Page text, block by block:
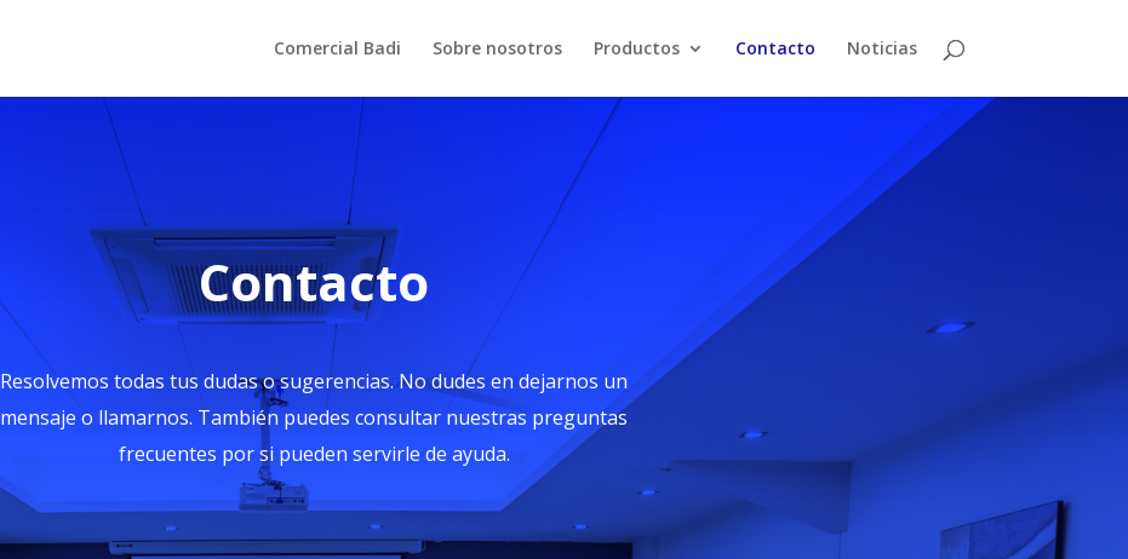
Comercial Badi Sobre nosotros Productos Contacto Noticias
Contacto
Resolvemos todas tus dudas o sugerencias. No dudes en dejarnos un
mensaje o llamarnos. También puedes consultar nuestras preguntas
frecuentes por si pueden servirle de ayuda.